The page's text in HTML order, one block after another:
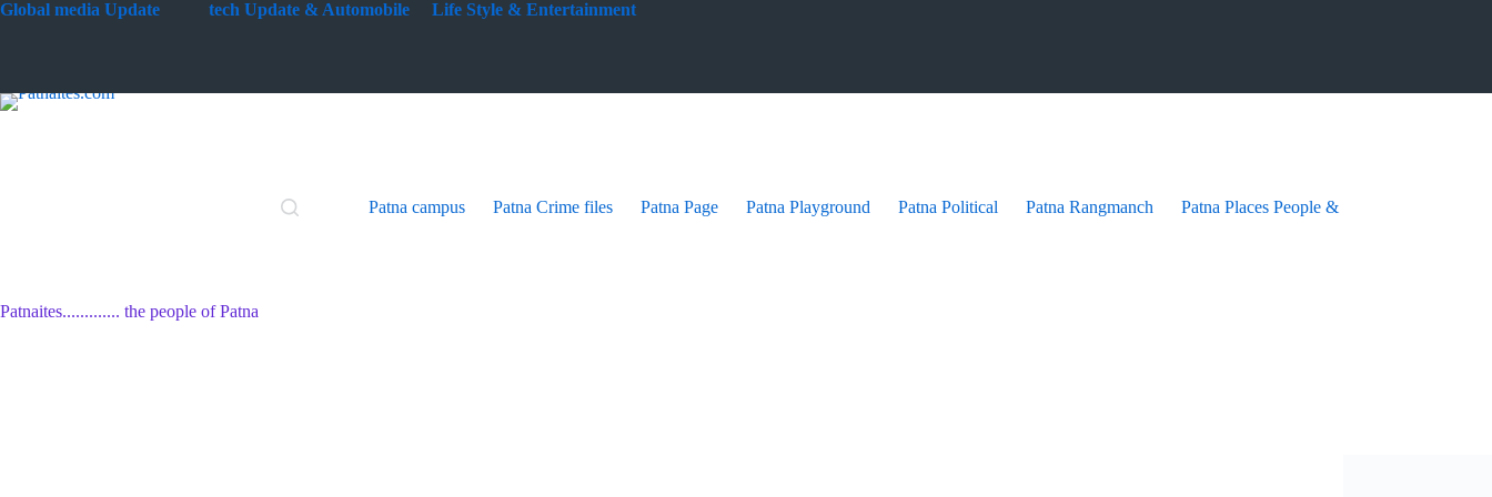
Skip
Global media Update tech Update & Automobile Life Style & Entertainment
Patnaites............. the people of Patna
Patna campus Patna Crime files Patna Page Patna Playground Patna Political Patna Rangmanch Patna Places People & festives